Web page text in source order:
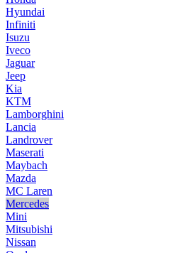
Hyundai
Infiniti
Isuzu
Iveco
Jaguar
Jeep
Kia
KTM
Lamborghini
Lancia
Landrover
Maserati
Maybach
Mazda
MC Laren
Mercedes
Mini
Mitsubishi
Nissan